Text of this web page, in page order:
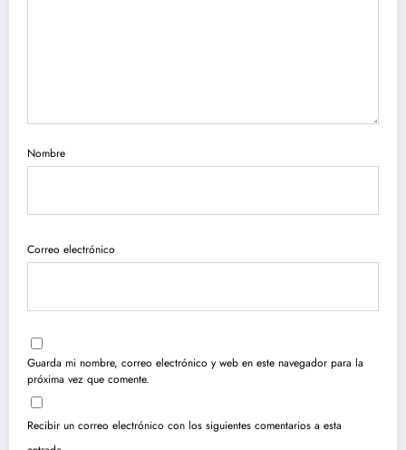
Nombre
Correo electrónico
Guarda mi nombre, correo electrónico y web en este navegador para la
próxima vez que comente.
Recibir un correo electrónico con los siguientes comentarios a esta